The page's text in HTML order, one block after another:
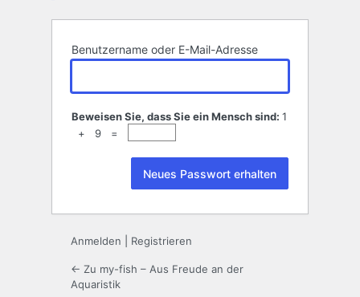
Benutzername oder E-Mail-Adresse
Beweisen Sie, dass Sie ein Mensch sind: 1
+ 9 =
Anmelden Registrieren
← Zu my-fish – Aus Freude an der
Aquaristik